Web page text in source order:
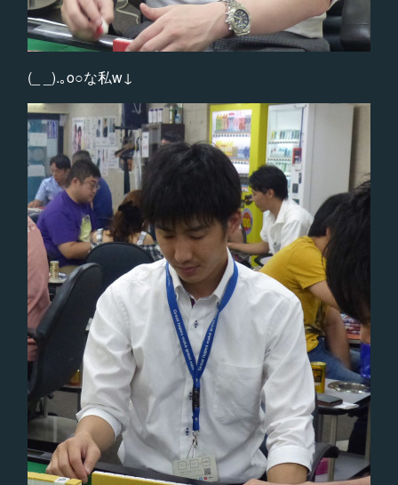
(_ _).｡o○な私w↓